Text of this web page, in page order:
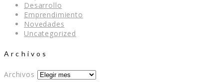
Desarrollo
Emprendimiento
Novedades
Uncategorized
Archivos
Archivos